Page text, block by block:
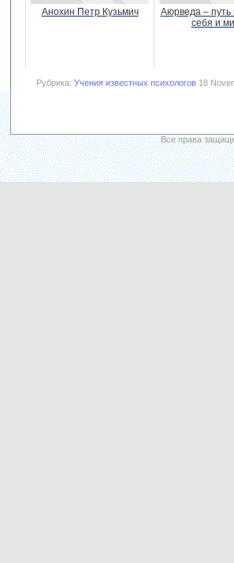
Анохин Петр Кузьмич
Аюрведа – путь
себя и
Рубрика: Учения известных психологов 18
Все права